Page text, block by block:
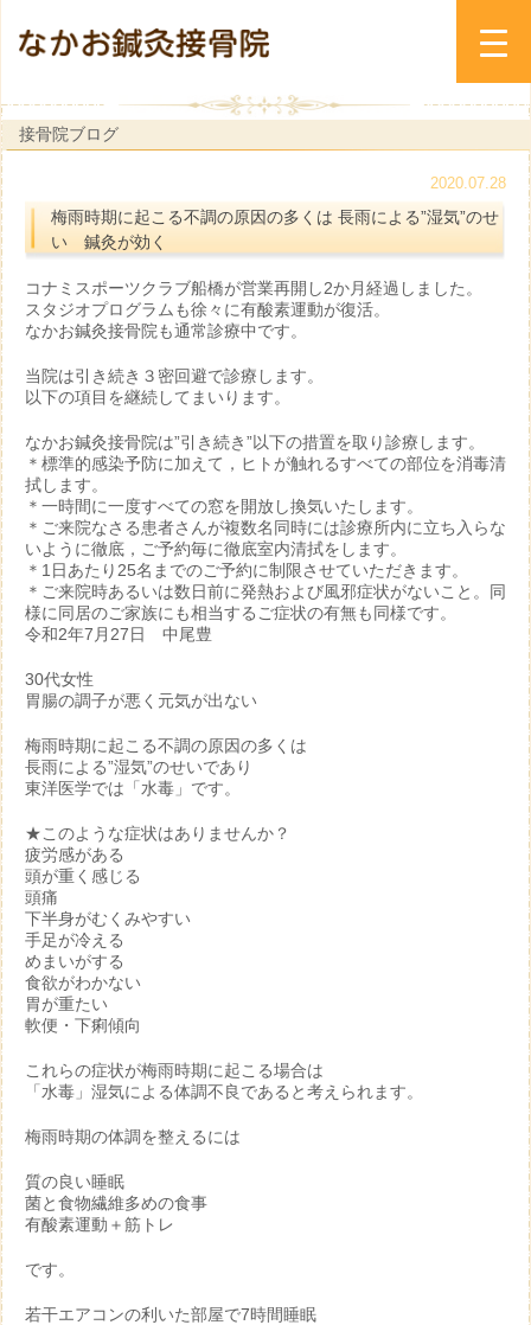
接骨院ブログ
2020.07.28
梅雨時期に起こる不調の原因の多くは 長雨による”湿気”のせ
い 鍼灸が効く
コナミスポーツクラブ船橋が営業再開し2か月経過しました。
スタジオプログラムも徐々に有酸素運動が復活。
なかお鍼灸接骨院も通常診療中です。
当院は引き続き３密回避で診療します。
以下の項目を継続してまいります。
なかお鍼灸接骨院は”引き続き”以下の措置を取り診療します。
＊標準的感染予防に加えて，ヒトが触れるすべての部位を消毒清
拭します。
＊一時間に一度すべての窓を開放し換気いたします。
＊ご来院なさる患者さんが複数名同時には診療所内に立ち入らな
いように徹底，ご予約毎に徹底室内清拭をします。
＊1日あたり25名までのご予約に制限させていただきます。
＊ご来院時あるいは数日前に発熱および風邪症状がないこと。同
様に同居のご家族にも相当するご症状の有無も同様です。
令和2年7月27日 中尾豊
30代女性
胃腸の調子が悪く元気が出ない
梅雨時期に起こる不調の原因の多くは
長雨による”湿気”のせいであり
東洋医学では「水毒」です。
★このような症状はありませんか？
疲労感がある
頭が重く感じる
頭痛
下半身がむくみやすい
手足が冷える
めまいがする
食欲がわかない
胃が重たい
軟便・下痢傾向
これらの症状が梅雨時期に起こる場合は
「水毒」湿気による体調不良であると考えられます。
梅雨時期の体調を整えるには
質の良い睡眠
菌と食物繊維多めの食事
有酸素運動＋筋トレ
です。
若干エアコンの利いた部屋で7時間睡眠